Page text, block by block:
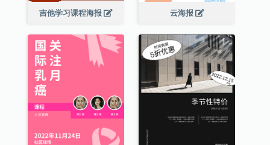
吉他学习课程海报 云海报